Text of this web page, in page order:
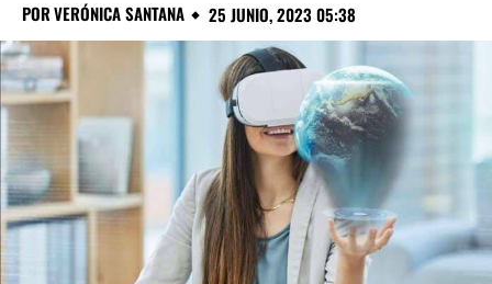
PORVERÓNICA SANTANA 25 JUNIO, 2023 05:38